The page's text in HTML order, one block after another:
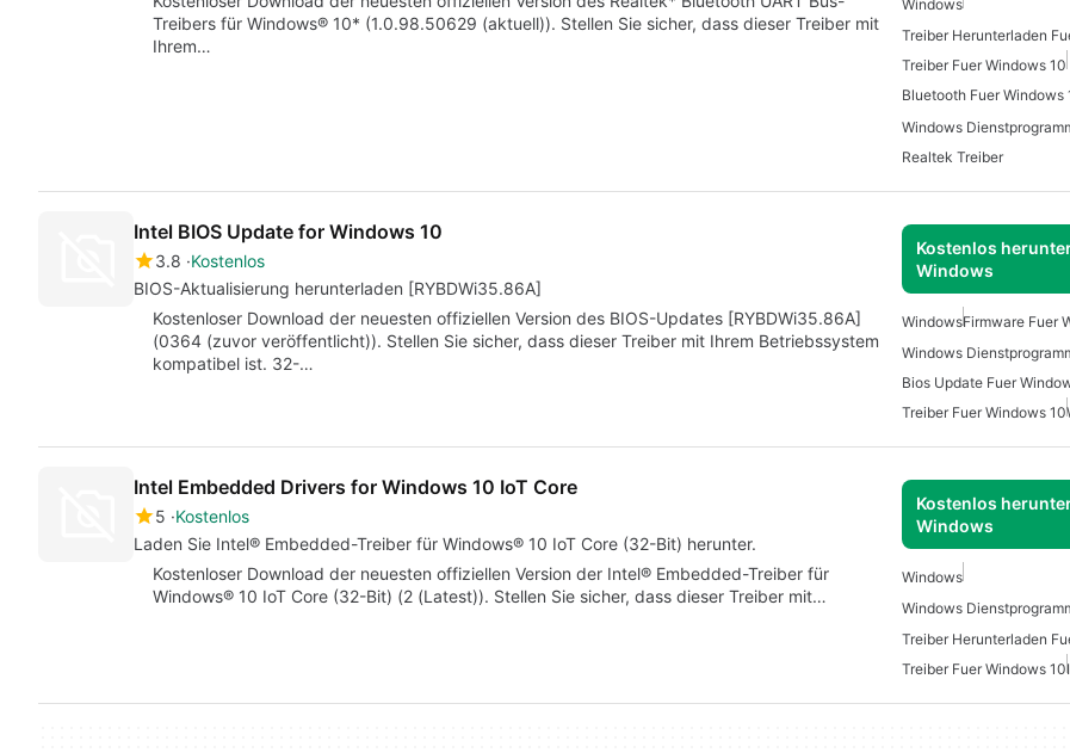
Treibers für Windows® 10* (1.0.98.50629 (aktuell)). Stellen Sie sicher, dass dieser Treiber mit
Ihrem…
Windows
Treiber Fuer Windows 10
Bluetooth Fuer Windows
Realtek Treiber
Intel BIOS Update for Windows 10
3.8 Kostenlos
BIOS-Aktualisierung herunterladen [RYBDWi35.86A]
Kostenlos
Windows
Kostenloser Download der neuesten offiziellen Version des BIOS-Updates [RYBDWi35.86A]
(0364 (zuvor veröffentlicht)). Stellen Sie sicher, dass dieser Treiber mit Ihrem Betriebssystem
kompatibel ist. 32-…
WindowsFirmware Fuer
Bios Update Fuer
Treiber Fuer Windows 10
Intel Embedded Drivers for Windows 10 IoT Core
5 Kostenlos
Laden Sie Intel® Embedded-Treiber für Windows® 10 IoT Core (32-Bit) herunter.
Kostenlos
Windows
Kostenloser Download der neuesten offiziellen Version der Intel® Embedded-Treiber für
Windows® 10 IoT Core (32-Bit) (2 (Latest)). Stellen Sie sicher, dass dieser Treiber mit…
Windows
Treiber Fuer Windows 10